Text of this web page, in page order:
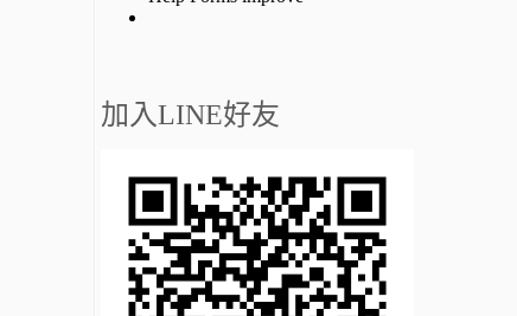
加入LINE好友